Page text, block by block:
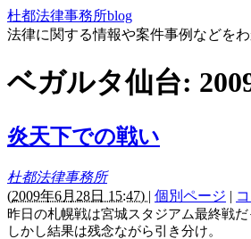
杜都法律事務所blog
法律に関する情報や案件事例などをわ
ベガルタ仙台:
炎天下での戦い
杜都法律事務所
(2009年6月28日 15:47) | 個別ページ |
昨日の札幌戦は宮城スタジアム最終戦
しかし結果は残念ながら引き分け。